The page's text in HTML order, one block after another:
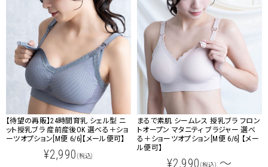
【待望の再販】24時間育乳 シェル型 ニ
ット授乳ブラ 産前産後OK 選べる＋ショ
ーツオプション[M便 6/6]【メール便可】
¥2,990 (税込)
まるで素肌 シームレス 授乳ブラ フロン
トオープン マタニティ ブラジャー 選べ
る＋ショーツオプション[M便 6/6] 【メー
ル便可】
¥2,990 (税込) ～